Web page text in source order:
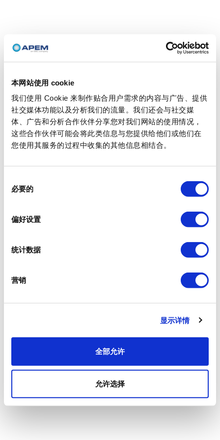
本网站使用 cookie
我们使用 Cookie 来制作贴合用户需求的内容与广告、提供
社交媒体功能以及分析我们的流量。我们还会与社交媒
体、广告和分析合作伙伴分享您对我们网站的使用情况，
这些合作伙伴可能会将此类信息与您提供给他们或他们在
您使用其服务的过程中收集的其他信息相结合。
必要的
偏好设置
统计数据
营销
显示详情
全部允许
允许选择